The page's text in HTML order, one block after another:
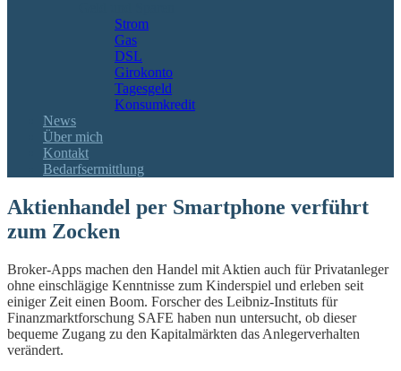
Strom
Gas
DSL
Girokonto
Tagesgeld
Konsumkredit
News
Über mich
Kontakt
Bedarfsermittlung
Aktienhandel per Smartphone verführt
zum Zocken
Broker-Apps machen den Handel mit Aktien auch für Privatanleger
ohne einschlägige Kenntnisse zum Kinderspiel und erleben seit
einiger Zeit einen Boom. Forscher des Leibniz-Instituts für
Finanzmarktforschung SAFE haben nun untersucht, ob dieser
bequeme Zugang zu den Kapitalmärkten das Anlegerverhalten
verändert.